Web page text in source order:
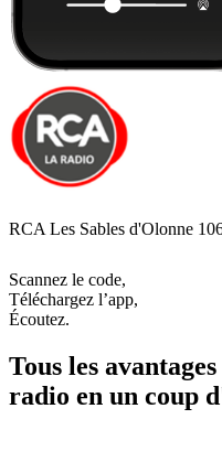
RCA Les Sables d'Olonne
Scannez le code,
Téléchargez l’app,
Écoutez.
Tous les
radio en un coup